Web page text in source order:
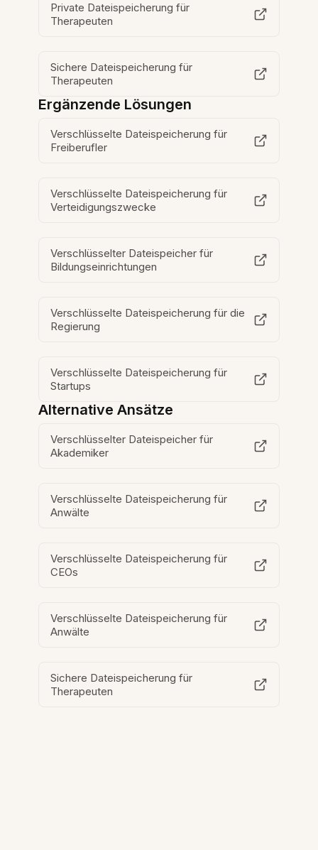
Private Dateispeicherung für
Therapeuten
Sichere Dateispeicherung für
Therapeuten
Ergänzende Lösungen
Verschlüsselte Dateispeicherung für
Freiberufler
Verschlüsselte Dateispeicherung für
Verteidigungszwecke
Verschlüsselter Dateispeicher für
Bildungseinrichtungen
Verschlüsselte Dateispeicherung für die
Regierung
Verschlüsselte Dateispeicherung für
Startups
Alternative Ansätze
Verschlüsselter Dateispeicher für
Akademiker
Verschlüsselte Dateispeicherung für
Anwälte
Verschlüsselte Dateispeicherung für
CEOs
Verschlüsselte Dateispeicherung für
Anwälte
Sichere Dateispeicherung für
Therapeuten